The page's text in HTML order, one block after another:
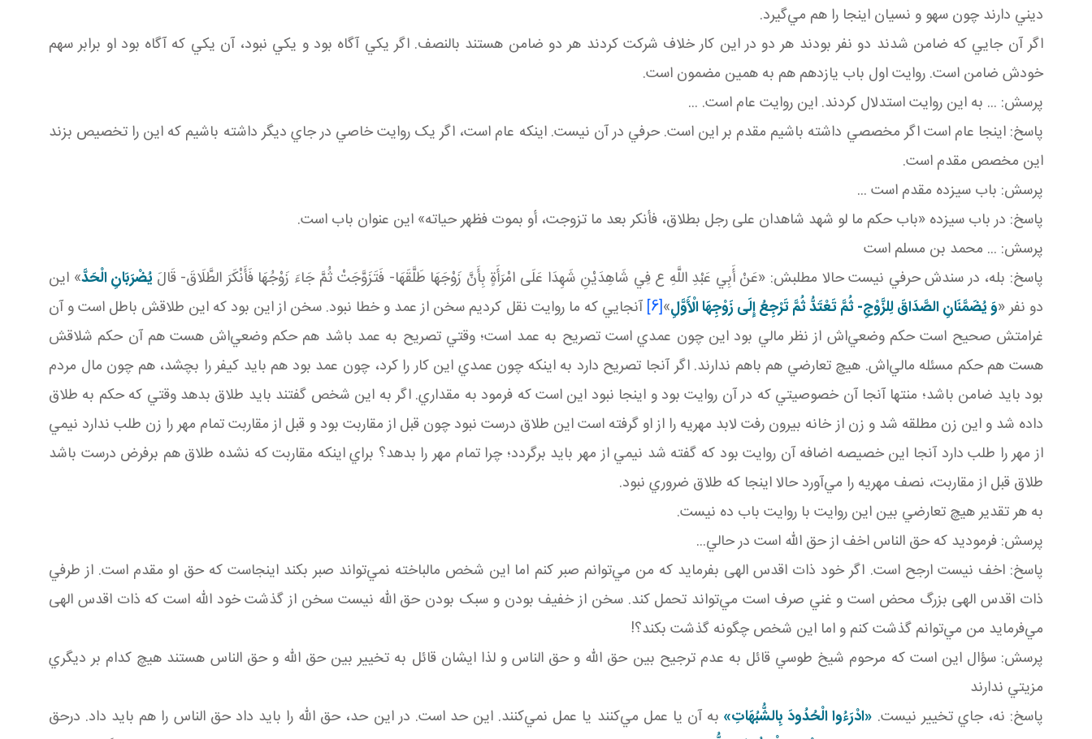
ديني دارند چون سهو و نسيان اينجا را هم مي‌گيرد.
اگر آن جايي که ضامن شدند دو نفر بودند هر دو در اين کار خلاف شرکت کردند هر دو ضامن هستند بالنصف. اگر يکي آگاه بود و يکي نبود، آن يکي که آگاه بود او برابر سهم
خودش ضامن است. روايت اول باب يازدهم هم به همين مضمون است.
پرسش: ... به اين روايت استدلال کردند. اين روايت عام است. ...
پاسخ: اينجا عام است اگر مخصصي داشته باشيم مقدم بر اين است. حرفي در آن نيست. اينکه عام است، اگر يک روايت خاصي در جاي ديگر داشته باشيم که اين را تخصيص بزند
اين مخصص مقدم است.
پرسش: باب سيزده مقدم است ...
پاسخ: در باب سيزده «باب حكم ما لو شهد شاهدان على رجل بطلاق، فأنكر بعد ما تزوجت، أو بموت فظهر حياته» اين عنوان باب است.
پرسش: ... محمد بن مسلم است
پاسخ: بله، در سندش حرفي نيست حالا مطلبش: «عَنْ أَبِي عَبْدِ اللَّهِ ع فِي شَاهِدَيْنِ شَهِدَا عَلَى امْرَأَةٍ بِأَنَّ زَوْجَهَا طَلَّقَهَا- فَتَزَوَّجَتْ ثُمَّ جَاءَ زَوْجُهَا فَأَنْكَرَ الطَّلَاقَ- قَالَ يُضْرَبَانِ الْحَدَّ» اين
دو نفر «وَ يُضَمَّنَانِ الصَّدَاقَ لِلزَّوْجِ- ثُمَّ تَعْتَدُّ ثُمَّ تَرْجِعُ إِلَى زَوْجِهَا الْأَوَّلِ»
[6]
آنجايي که ما روايت نقل کرديم سخن از عمد و خطا نبود. سخن از اين بود که اين طلاقش باطل است و آن
غرامتش صحيح است حکم وضعي‌اش از نظر مالي بود اين چون عمدي است تصريح به عمد است؛ وقتي تصريح به عمد باشد هم حکم وضعي‌اش هست هم آن حکم شلاقش
هست هم حکم مسئله مالي‌اش. هيچ تعارضي هم باهم ندارند. اگر آنجا تصريح دارد به اينکه چون عمدي اين کار را کرد، چون عمد بود هم بايد کيفر را بچشد، هم چون مال مردم
بود بايد ضامن باشد؛ منتها آنجا آن خصوصيتي که در آن روايت بود و اينجا نبود اين است که فرمود به مقداري. اگر به اين شخص گفتند بايد طلاق بدهد وقتي که حکم به طلاق
داده شد و اين زن مطلقه شد و زن از خانه بيرون رفت لابد مهريه را از او گرفته است اين طلاق درست نبود چون قبل از مقاربت بود و قبل از مقاربت تمام مهر را زن طلب ندارد نيمي
از مهر را طلب دارد آنجا اين خصيصه اضافه آن روايت بود که گفته شد نيمي از مهر بايد برگردد؛ چرا تمام مهر را بدهد؟ براي اينکه مقاربت که نشده طلاق هم برفرض درست باشد
طلاق قبل از مقاربت، نصف مهريه را مي‌آورد حالا اينجا که طلاق ضروري نبود.
به هر تقدير هيچ تعارضي بين اين روايت با روايت باب ده نيست.
پرسش: فرموديد که حق الناس اخف از حق الله است در حالي...
پاسخ: اخف نيست ارجح است. اگر خود ذات اقدس الهی بفرمايد که من مي‌توانم صبر کنم اما اين شخص مالباخته نمي‌تواند صبر بکند اينجاست که حق او مقدم است. از طرفي
ذات اقدس الهی بزرگ محض است و غني صرف است مي‌تواند تحمل کند. سخن از خفيف بودن و سبک بودن حق الله نيست سخن از گذشت خود الله است که ذات اقدس الهی
مي‌فرمايد من مي‌توانم گذشت کنم و اما اين شخص چگونه گذشت بکند؟!
پرسش: سؤال اين است که مرحوم شيخ طوسي قائل به عدم ترجيح بين حق الله و حق الناس و لذا ايشان قائل به تخيير بين حق الله و حق الناس هستند هيچ کدام بر ديگري
مزيتي ندارند
پاسخ: نه، جاي تخيير نيست. «ادْرَءُوا الْحُدُودَ بِالشُّبُهَاتِ» به آن يا عمل مي‌کنند يا عمل نمي‌کنند. اين حد است. در اين حد، حق الله را بايد داد حق الناس را هم بايد داد. درحق